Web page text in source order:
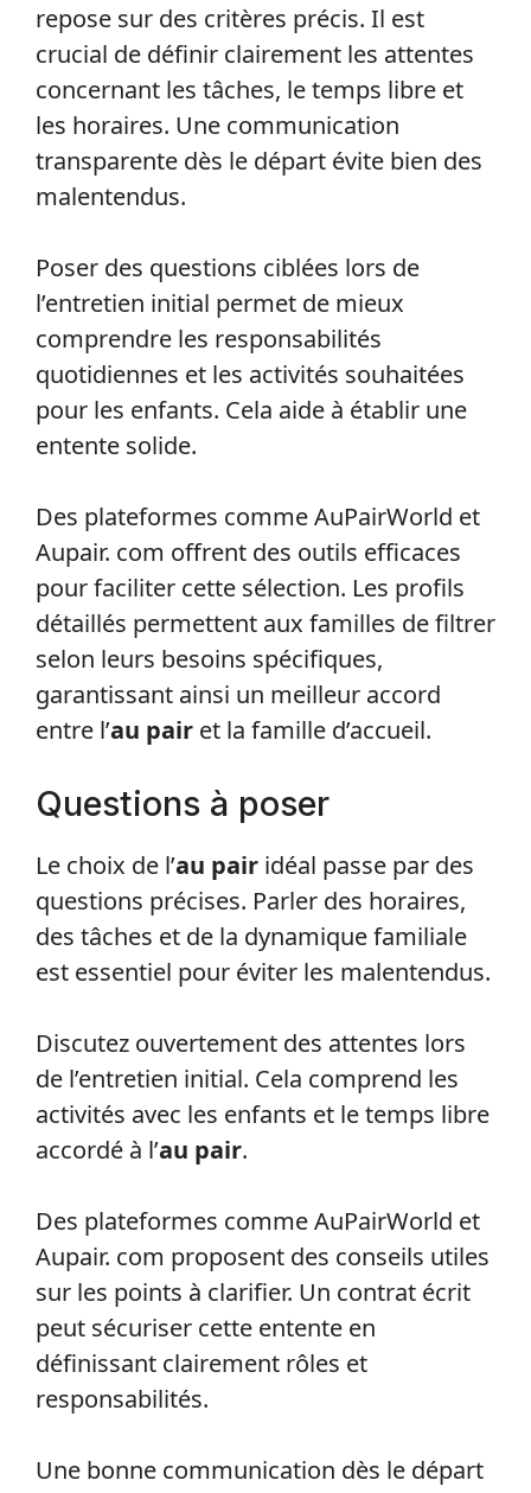
repose sur des critères précis. Il est
crucial de définir clairement les attentes
concernant les tâches, le temps libre et
les horaires. Une communication
transparente dès le départ évite bien des
malentendus.
Poser des questions ciblées lors de
l’entretien initial permet de mieux
comprendre les responsabilités
quotidiennes et les activités souhaitées
pour les enfants. Cela aide à établir une
entente solide.
Des plateformes comme AuPairWorld et
Aupair. com offrent des outils efficaces
pour faciliter cette sélection. Les profils
détaillés permettent aux familles de filtrer
selon leurs besoins spécifiques,
garantissant ainsi un meilleur accord
entre l’au pair et la famille d’accueil.
Questions à poser
Le choix de l’au pair idéal passe par des
questions précises. Parler des horaires,
des tâches et de la dynamique familiale
est essentiel pour éviter les malentendus.
Discutez ouvertement des attentes lors
de l’entretien initial. Cela comprend les
activités avec les enfants et le temps libre
accordé à l’au pair.
Des plateformes comme AuPairWorld et
Aupair. com proposent des conseils utiles
sur les points à clarifier. Un contrat écrit
peut sécuriser cette entente en
définissant clairement rôles et
responsabilités.
Une bonne communication dès le départ